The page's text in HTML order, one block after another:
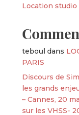
Location
teboul dans
PARIS
Discours de
les grands
– Cannes, 20
sur les VHSS-